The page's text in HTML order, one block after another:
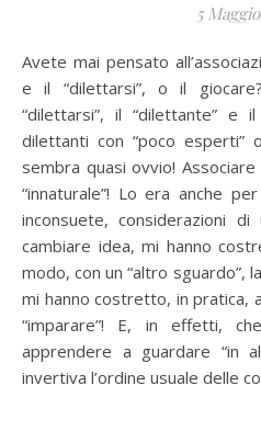
5
Avete mai pensato all’associazione tra “essere dilettante”
e il “dilettarsi”, o il
“dilettarsi”, il “dilettante” e
dilettanti con “poco esperti”
sembra quasi ovvio!
“innaturale”! Lo era anche
inconsuete, considerazioni
cambiare idea, mi hanno
modo, con un “altro sguardo”,
mi hanno costretto, in pratica,
“imparare”! E, in effetti,
apprendere a guardare “in
invertiva l’ordine usuale delle